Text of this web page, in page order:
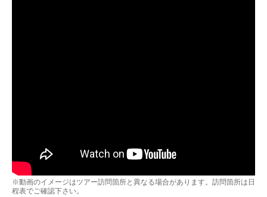
※動画のイメージはツアー訪問箇所と異なる場合があります。訪問箇所は日
程表でご確認下さい。